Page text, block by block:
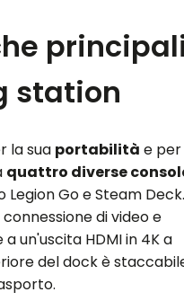
station
la sua portabilità e per
quattro diverse
Legion Go e Steam
di video e
un'uscita HDMI in 4K a
del dock è